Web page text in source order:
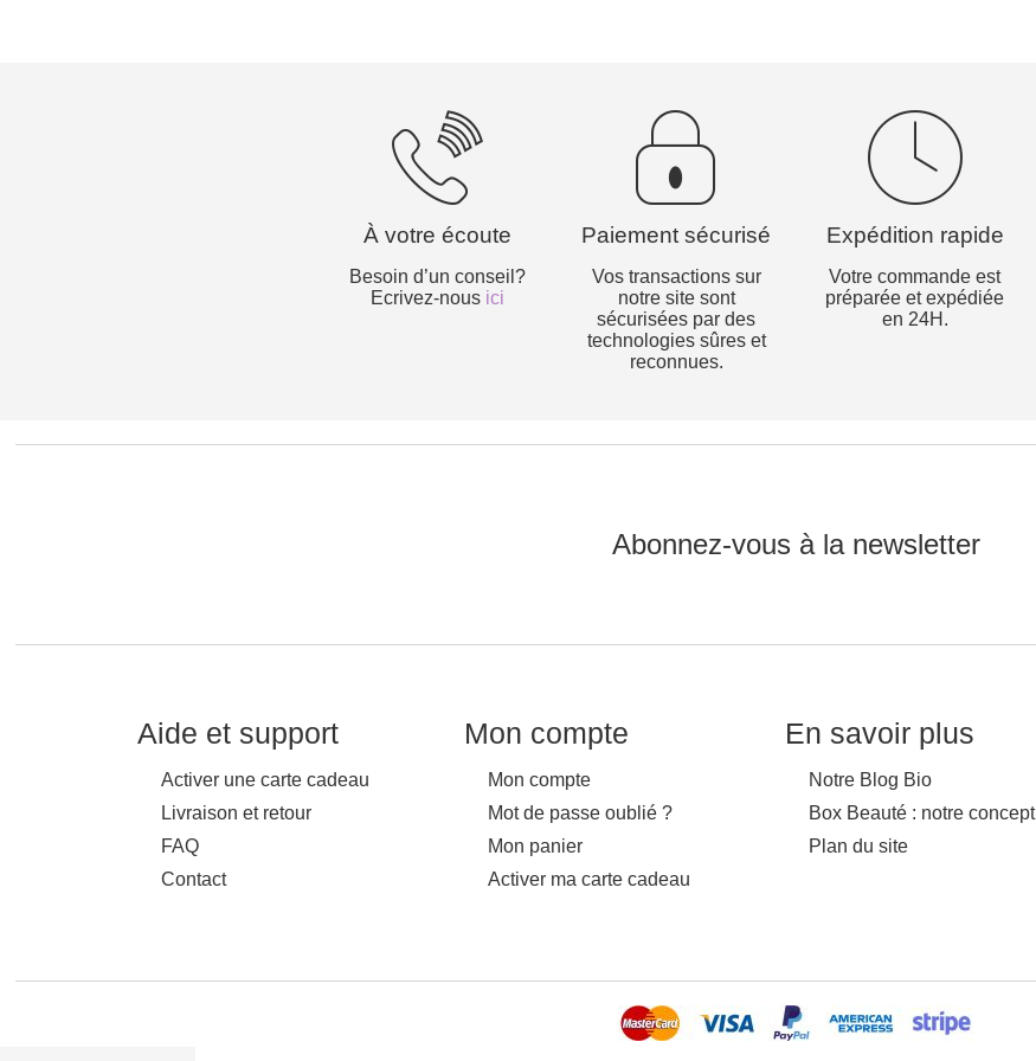
À votre écoute
Besoin d’un conseil?
Ecrivez-nous ici
Paiement sécurisé
Vos transactions sur
notre site sont
sécurisées par des
technologies sûres et
reconnues.
Expédition rapide
Votre commande est
préparée et expédiée
en 24H.
Abonnez-vous à la newsletter
Aide et support
Activer une carte cadeau
Livraison et retour
FAQ
Contact
Mon compte
Mon compte
Mot de passe oublié ?
Mon panier
Activer ma carte cadeau
En savoir plus
Notre Blog Bio
Box Beauté : notre concept
Plan du site